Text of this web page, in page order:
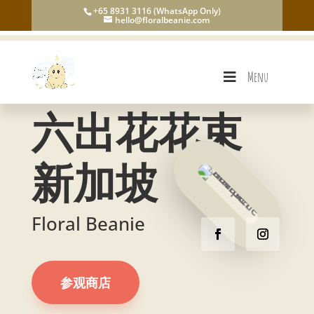
+65 8931 3116 (WhatsApp Only)
hello@floralbeanie.com
Menu
六出花花束
新加坡
Floral Beanie
参观商店